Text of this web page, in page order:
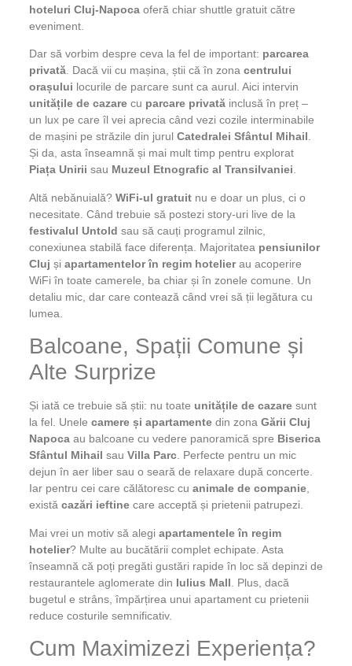
hoteluri Cluj-Napocaoferă chiar shuttle gratuit către
eveniment.
Dar să vorbim despre ceva la fel de important: parcarea
privată. Dacă vii cu mașina, știi că în zona centrului
orașului locurile de parcare sunt ca aurul. Aici intervin
unitățile de cazarecu parcare privatăinclusă în preț –
un lux pe care îl vei aprecia când vezi cozile interminabile
de mașini pe străzile din jurul Catedralei Sfântul Mihail.
Și da, asta înseamnă și mai mult timp pentru explorat
Piața Unirii sau Muzeul Etnografic al Transilvaniei.
Altă nebănuială? WiFi-ul gratuitnu e doar un plus, ci o
necesitate. Când trebuie să postezi story-uri live de la
festivalul Untold sau să cauți programul zilnic,
conexiunea stabilă face diferența. Majoritatea pensiunilor
Cluj și apartamentelor în regim hotelierau acoperire
WiFi în toate camerele, ba chiar și în zonele comune. Un
detaliu mic, dar care contează când vrei să ții legătura cu
lumea.
Balcoane, Spații Comune și
Alte Surprize
Și iată ce trebuie să știi: nu toate unitățile de cazaresunt
la fel. Unele camere și apartamentedin zona Gării Cluj
Napocaau balcoane cu vedere panoramică spre Biserica
Sfântul Mihail sau Villa Parc. Perfecte pentru un mic
dejun în aer liber sau o seară de relaxare după concerte.
Iar pentru cei care călătoresc cu animale de companie,
există cazări ieftinecare acceptă și prietenii patrupezi.
Mai vrei un motiv să alegi apartamentele în regim
hotelier? Multe au bucătării complet echipate. Asta
înseamnă că poți pregăti gustări rapide în loc să depinzi de
restaurantele aglomerate din Iulius Mall . Plus, dacă
bugetul e strâns, împărțirea unui apartament cu prietenii
reduce costurile semnificativ.
Cum Maximizezi Experiența?